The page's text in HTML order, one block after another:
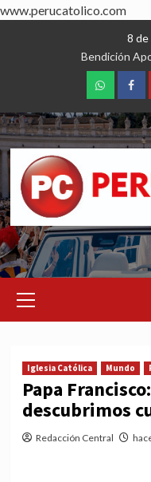
www.perucatolico.com
8
Bendición
Menu
Iglesia Católica Mundo
Papa
descubrimos
Redacción Central